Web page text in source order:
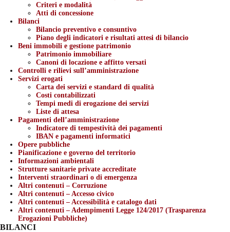
Criteri e modalità
Atti di concessione
Bilanci
Bilancio preventivo e consuntivo
Piano degli indicatori e risultati attesi di bilancio
Beni immobili e gestione patrimonio
Patrimonio immobiliare
Canoni di locazione e affitto versati
Controlli e rilievi sull’amministrazione
Servizi erogati
Carta dei servizi e standard di qualità
Costi contabilizzati
Tempi medi di erogazione dei servizi
Liste di attesa
Pagamenti dell’amministrazione
Indicatore di tempestività dei pagamenti
IBAN e pagamenti informatici
Opere pubbliche
Pianificazione e governo del territorio
Informazioni ambientali
Strutture sanitarie private accreditate
Interventi straordinari o di emergenza
Altri contenuti – Corruzione
Altri contenuti – Accesso civico
Altri contenuti – Accessibilità e catalogo dati
Altri contenuti – Adempimenti Legge 124/2017 (Trasparenza
Erogazioni Pubbliche)
BILANCI